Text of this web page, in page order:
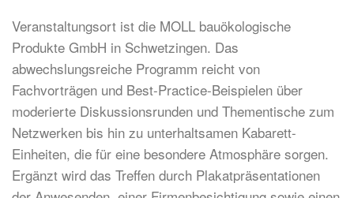
Veranstaltungsort ist die MOLL bauökologische
Produkte GmbH in Schwetzingen. Das
abwechslungsreiche Programm reicht von
Fachvorträgen und Best-Practice-Beispielen über
moderierte Diskussionsrunden und Thementische zum
Netzwerken bis hin zu unterhaltsamen Kabarett-
Einheiten, die für eine besondere Atmosphäre sorgen.
Ergänzt wird das Treffen durch Plakatpräsentationen